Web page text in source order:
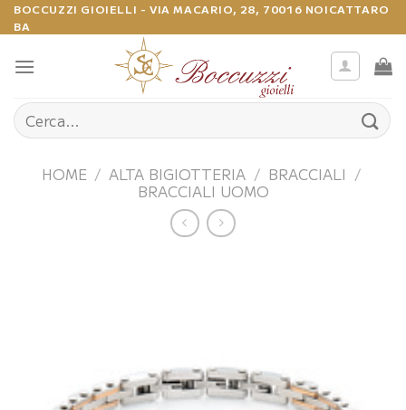
Salta
ai
contenuti
BOCCUZZI GIOIELLI - VIA MACARIO, 28, 70016 NOICATTARO
BA
Cerca:
HOME / ALTA BIGIOTTERIA / BRACCIALI /
BRACCIALI UOMO